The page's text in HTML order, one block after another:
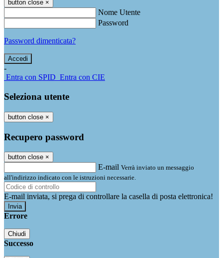
button close ×
Nome Utente
Password
Password dimenticata?
-
Entra con SPID Entra con CIE
Seleziona utente
button close ×
Recupero password
button close ×
E-mail Verrà inviato un messaggio
all'indirizzo indicato con le istruzioni necessarie.
E-mail inviata, si prega di controllare la casella di posta elettronica!
Errore
Chiudi
Successo